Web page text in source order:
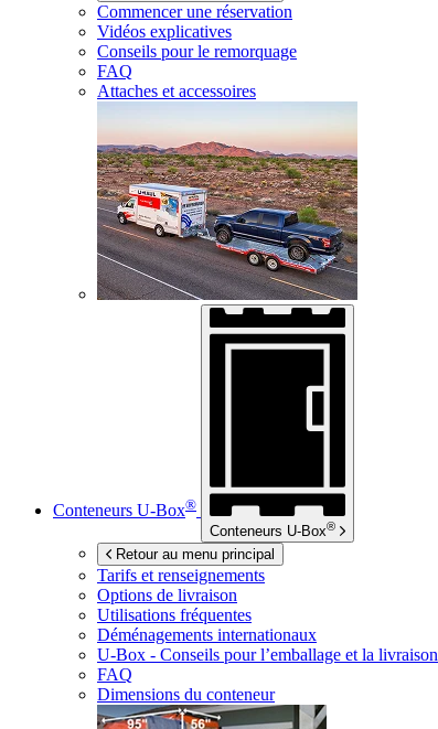
Commencer une réservation
Vidéos explicatives
Conseils pour le remorquage
FAQ
Attaches et accessoires
Conteneurs U-Box®
Conteneurs U-Box®
Retour au menu principal
Tarifs et renseignements
Options de livraison
Utilisations fréquentes
Déménagements internationaux
U-Box - Conseils pour l’emballage et la livraison
FAQ
Dimensions du conteneur